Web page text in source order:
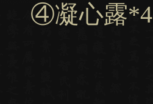
④凝心露*4